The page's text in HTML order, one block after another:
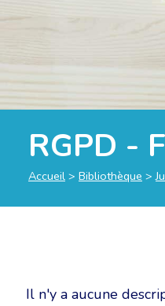
RGPD -
Accueil > Bibliothèque >
Il n'y a aucune